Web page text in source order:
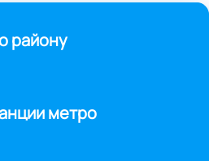
району
метро